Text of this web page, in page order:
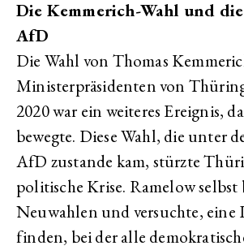
Die Kemmerich-Wahl und
AfD
Die Wahl von Thomas
Ministerpräsidenten von
2020 war ein weiteres Ereignis,
bewegte. Diese Wahl, die unter
AfD zustande kam, stürzte
politische Krise. Ramelow
Neuwahlen und versuchte, eine
finden, bei der alle